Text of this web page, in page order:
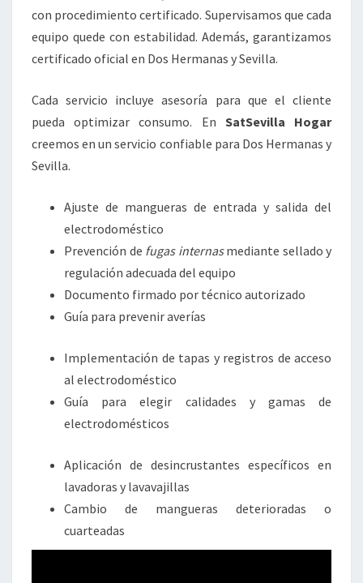
con procedimiento certificado. Supervisamos que cada
equipo quede con estabilidad. Además, garantizamos
certificado oficial en Dos Hermanas y Sevilla.
Cada servicio incluye asesoría para que el cliente
pueda optimizar consumo. En SatSevilla Hogar
creemos en un servicio confiable para Dos Hermanas y
Sevilla.
Ajuste de mangueras de entrada y salida del
electrodoméstico
Prevención de fugas internasmediante sellado y
regulación adecuada del equipo
Documento firmado por técnico autorizado
Guía para prevenir averías
Implementación de tapas y registros de acceso
al electrodoméstico
Guía para elegir calidades y gamas de
electrodomésticos
Aplicación de desincrustantes específicos en
lavadoras y lavavajillas
Cambio de mangueras deterioradas o
cuarteadas